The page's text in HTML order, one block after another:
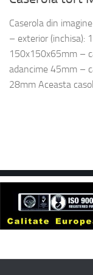
Caserola din
– exterior (inchisa):
150x150x65mm –
adancime 45mm –
28mm Aceasta